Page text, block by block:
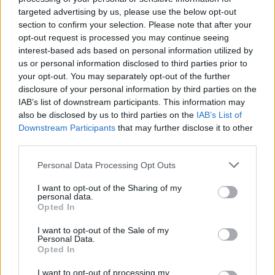
targeted advertising by us, please use the below opt-out
section to confirm your selection. Please note that after your
opt-out request is processed you may continue seeing
interest-based ads based on personal information utilized by
us or personal information disclosed to third parties prior to
your opt-out. You may separately opt-out of the further
disclosure of your personal information by third parties on the
IAB’s list of downstream participants. This information may
also be disclosed by us to third parties on the IAB’s List of
Downstream Participants that may further disclose it to other
Personal Data Processing Opt Outs
I want to opt-out of the Sharing of my
personal data.
Opted In
I want to opt-out of the Sale of my
Personal Data.
Opted In
I want to opt-out of processing my
πλατφόρμα myBusinessSupport
για το ειδικό πρόγραμμα στήριξης
επιχειρήσεων
06/08/26|18:07
Ο Όμιλος Qualco επεκτείνει τη
δραστηριότητά του στην ΑΙ με
την απόκτηση πλειοψηφικού
ποσοστού στη Multiverse
06/08/26|17:45
αρμοδιότητες και επεκτείνεται
Συναγερμός από τον ΕΦΕΤ –